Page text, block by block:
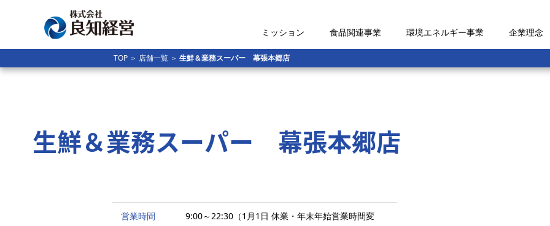
ミッション 食品関連事業 環境エネルギー事業 企業理念
TOP ＞ 店舗一覧 ＞ 生鮮＆業務スーパー 幕張本郷店
生鮮＆業務スーパー 幕張本郷店
営業時間
9:00～22:30（1月1日 休業・年末年始営業時間変